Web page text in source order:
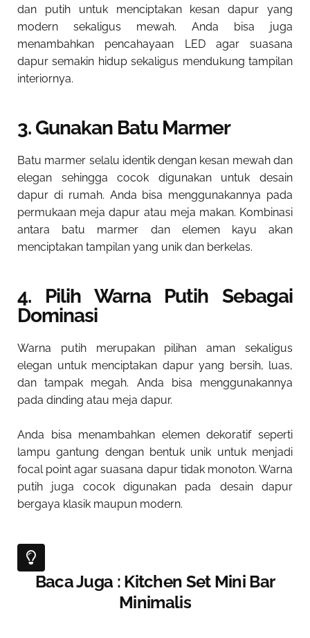
dan putih untuk menciptakan kesan dapur yang
modern sekaligus mewah. Anda bisa juga
menambahkan pencahayaan LED agar suasana
dapur semakin hidup sekaligus mendukung tampilan
interiornya.
3. Gunakan Batu Marmer
Batu marmer selalu identik dengan kesan mewah dan
elegan sehingga cocok digunakan untuk desain
dapur di rumah. Anda bisa menggunakannya pada
permukaan meja dapur atau meja makan. Kombinasi
antara batu marmer dan elemen kayu akan
menciptakan tampilan yang unik dan berkelas.
4. Pilih Warna Putih Sebagai
Dominasi
Warna putih merupakan pilihan aman sekaligus
elegan untuk menciptakan dapur yang bersih, luas,
dan tampak megah. Anda bisa menggunakannya
pada dinding atau meja dapur.
Anda bisa menambahkan elemen dekoratif seperti
lampu gantung dengan bentuk unik untuk menjadi
focal point agar suasana dapur tidak monoton. Warna
putih juga cocok digunakan pada desain dapur
bergaya klasik maupun modern.
Baca Juga : Kitchen Set Mini Bar
Minimalis